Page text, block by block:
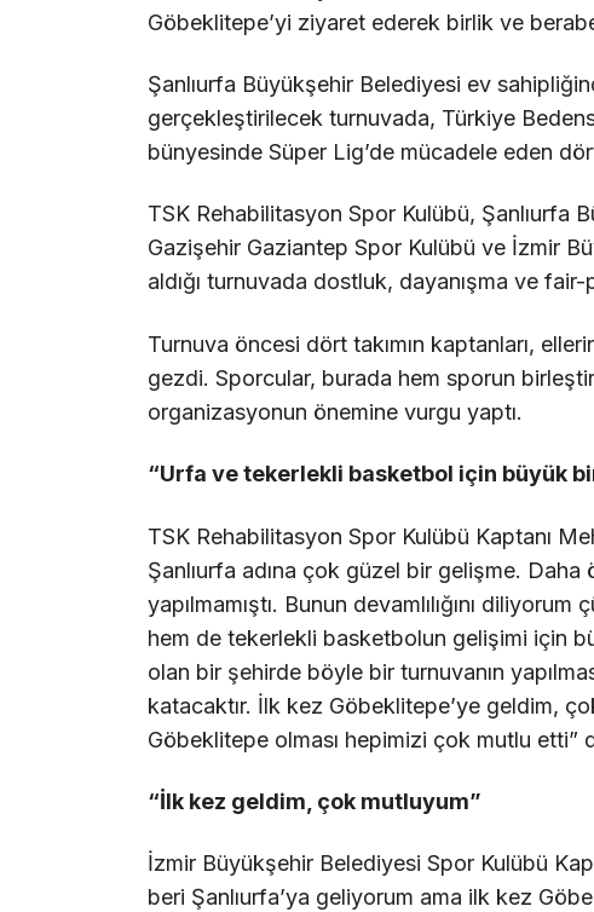
Göbeklitepe’yi ziyaret ederek birlik ve
Şanlıurfa Büyükşehir Belediyesi ev
gerçekleştirilecek turnuvada, Türkiye
bünyesinde Süper Lig’de mücadele eden
TSK Rehabilitasyon Spor Kulübü, Şanlıurfa
Gazişehir Gaziantep Spor Kulübü ve İzmir
aldığı turnuvada dostluk, dayanışma ve
Turnuva öncesi dört takımın kaptanları,
gezdi. Sporcular, burada hem sporun
organizasyonun önemine vurgu yaptı.
“Urfa ve tekerlekli basketbol için büyük
TSK Rehabilitasyon Spor Kulübü Kaptanı
Şanlıurfa adına çok güzel bir gelişme.
yapılmamıştı. Bunun devamlılığını
hem de tekerlekli basketbolun gelişimi için
olan bir şehirde böyle bir turnuvanın
katacaktır. İlk kez Göbeklitepe’ye geldim,
Göbeklitepe olması hepimizi çok mutlu etti”
“İlk kez geldim, çok mutluyum”
İzmir Büyükşehir Belediyesi Spor Kulübü
beri Şanlıurfa’ya geliyorum ama ilk kez